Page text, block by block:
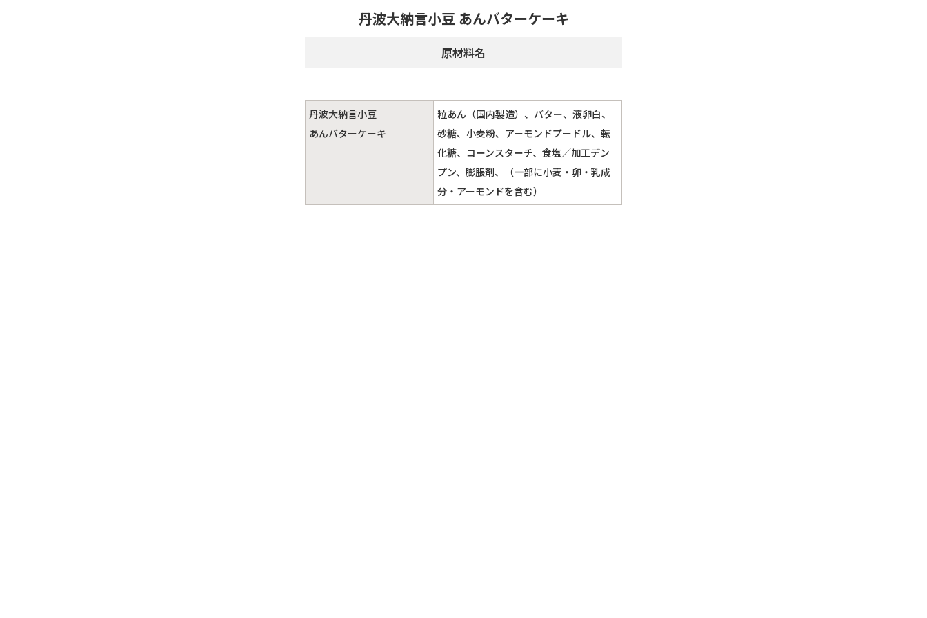
丹波大納言小豆 あんバターケーキ
原材料名
丹波大納言小豆
あんバターケーキ
粒あん（国内製造）、バター、液卵白、
砂糖、小麦粉、アーモンドプードル、転
化糖、コーンスターチ、食塩／加工デン
プン、膨脹剤、（一部に小麦・卵・乳成
分・アーモンドを含む）